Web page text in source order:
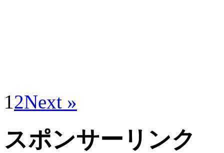
12Next »
スポンサーリンク